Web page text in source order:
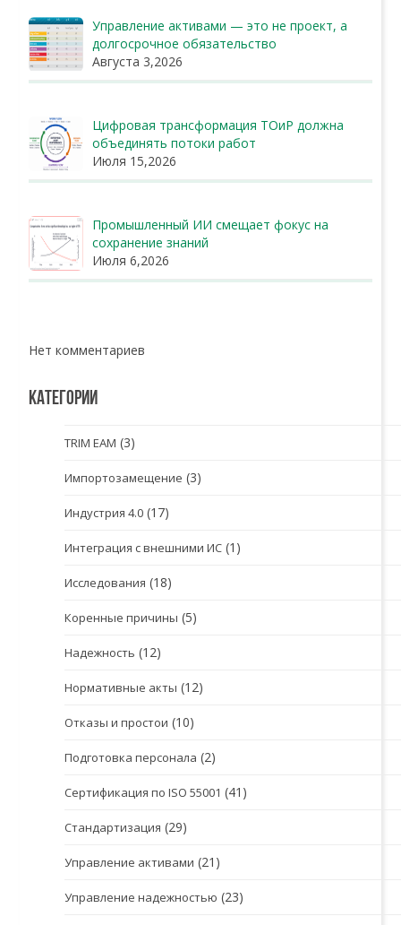
Управление активами — это не проект, а
долгосрочное обязательство
Августа 3,2026
Цифровая трансформация ТОиР должна
объединять потоки работ
Июля 15,2026
Промышленный ИИ смещает фокус на
сохранение знаний
Июля 6,2026
Нет комментариев
КАТЕГОРИИ
TRIM EAM (3)
Импортозамещение (3)
Индустрия 4.0 (17)
Интеграция с внешними ИС (1)
Исследования (18)
Коренные причины (5)
Надежность (12)
Нормативные акты (12)
Отказы и простои (10)
Подготовка персонала (2)
Сертификация по ISO 55001 (41)
Стандартизация (29)
Управление активами (21)
Управление надежностью (23)